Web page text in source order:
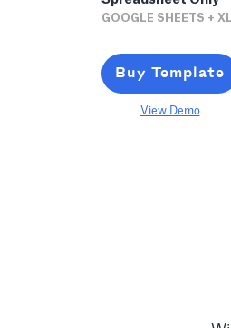
GOOGLE SHEETS +
Buy Template
View Demo